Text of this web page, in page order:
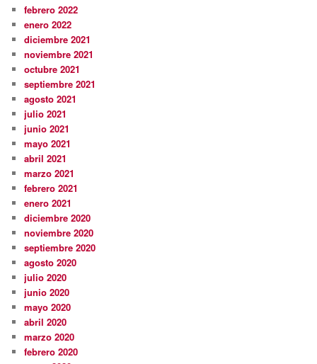
febrero 2022
enero 2022
diciembre 2021
noviembre 2021
octubre 2021
septiembre 2021
agosto 2021
julio 2021
junio 2021
mayo 2021
abril 2021
marzo 2021
febrero 2021
enero 2021
diciembre 2020
noviembre 2020
septiembre 2020
agosto 2020
julio 2020
junio 2020
mayo 2020
abril 2020
marzo 2020
febrero 2020